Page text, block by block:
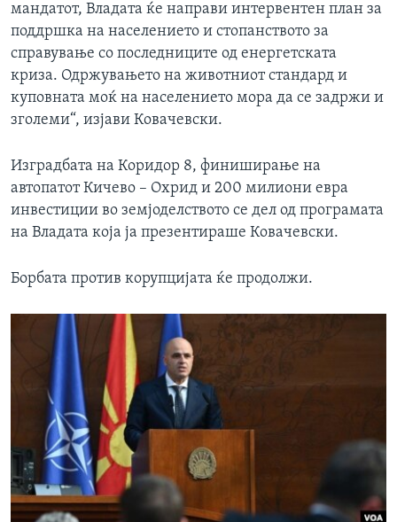
мандатот, Владата ќе направи интервентен план за
поддршка на населението и стопанството за
справување со последниците од енергетската
криза. Одржувањето на животниот стандард и
куповната моќ на населението мора да се задржи и
зголеми“, изјави Ковачевски.
Изградбата на Коридор 8, финиширање на
автопатот Кичево – Охрид и 200 милиони евра
инвестиции во земјоделството се дел од програмата
на Владата која ја презентираше Ковачевски.
Борбата против корупцијата ќе продолжи.